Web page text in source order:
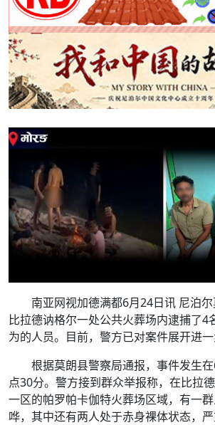
南亚网视加德满都6月24日讯 尼泊
比拉德讷格尔一处公共火葬场内逮捕了4
为的人员。目前，警方已对案件展开进一
根据莫朗县警察局通报，事件发生
点30分。警方接到群众举报称，在比拉
一区的帕罗帕卡伽特火葬场区域，有一
哗，其中还有两人处于赤身裸体状态，严